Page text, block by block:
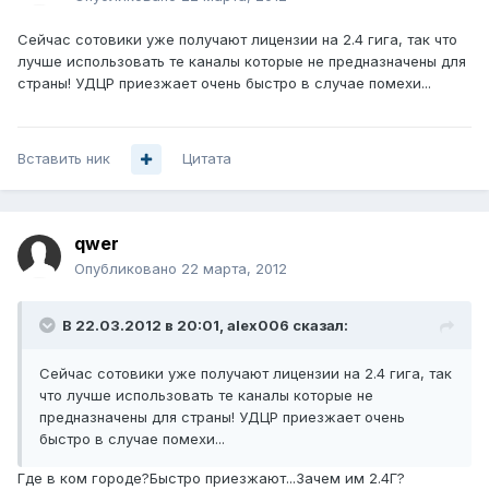
Сейчас сотовики уже получают лицензии на 2.4 гига, так что
лучше использовать те каналы которые не предназначены для
страны! УДЦР приезжает очень быстро в случае помехи...
Вставить ник Цитата
qwer
Опубликовано 22 марта, 2012
В 22.03.2012 в 20:01, alex006 сказал:
Сейчас сотовики уже получают лицензии на 2.4 гига, так
что лучше использовать те каналы которые не
предназначены для страны! УДЦР приезжает очень
быстро в случае помехи...
Где в ком городе?Быстро приезжают...Зачем им 2.4Г?